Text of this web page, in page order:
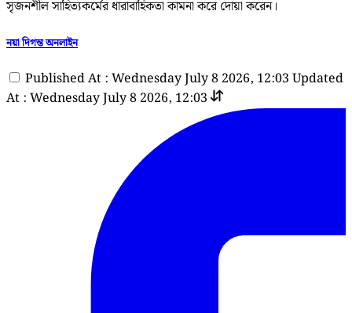
সৃজনশীল সাহিত্যকর্মের ধারাবাহিকতা কামনা করে দোয়া করেন।
নয়া দিগন্ত অনলাইন
Published At : Wednesday July 8 2026, 12:03 Updated
At : Wednesday July 8 2026, 12:03